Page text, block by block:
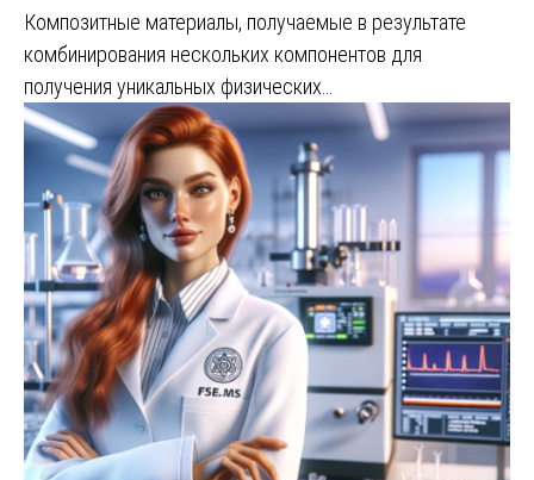
Композитные материалы, получаемые в результате
комбинирования нескольких компонентов для
получения уникальных физических…